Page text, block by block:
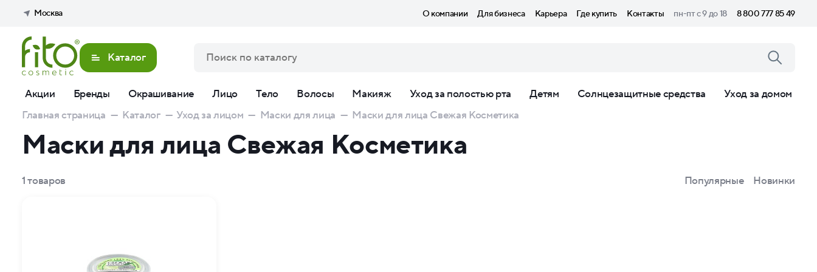
Москва О компании Для бизнеса Карьера Где купить Контакты пн-пт с 9 до 18 8 800 777 85 49
Каталог
Акции Бренды Окрашивание Лицо Тело Волосы Макияж Уход за полостью рта Детям Солнцезащитные средства
Уход за домом
Главная страница — Каталог — Уход за лицом — Маски для лица — Маски для лица Свежая Косметика
Маски для лица Свежая Косметика
1товаров Популярные Новинки